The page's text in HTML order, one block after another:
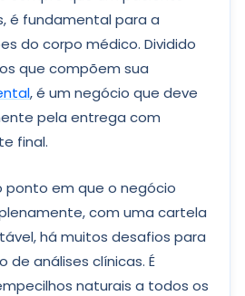
é fundamental para a
do corpo médico. Dividido
que compõem sua
, é um negócio que deve
pela entrega com
final.
ponto em que o negócio
com uma cartela
há muitos desafios para
de análises clínicas. É
naturais a todos os